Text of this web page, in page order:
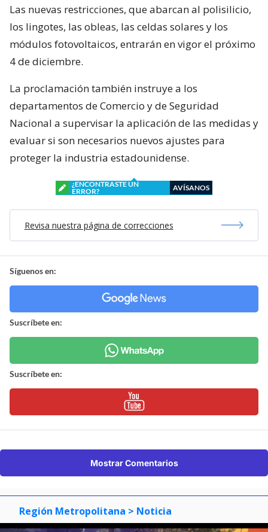
Las nuevas restricciones, que abarcan al polisilicio,
los lingotes, las obleas, las celdas solares y los
módulos fotovoltaicos, entrarán en vigor el próximo
4 de diciembre.
La proclamación también instruye a los
departamentos de Comercio y de Seguridad
Nacional a supervisar la aplicación de las medidas y
evaluar si son necesarios nuevos ajustes para
proteger la industria estadounidense.
¿ENCONTRASTE UN
ERROR?
AVÍSANOS
Revisa nuestra página de correcciones
Síguenos en:
Suscríbete en:
Suscríbete en:
Mostrar Comentarios
Región Metropolitana > Noticia